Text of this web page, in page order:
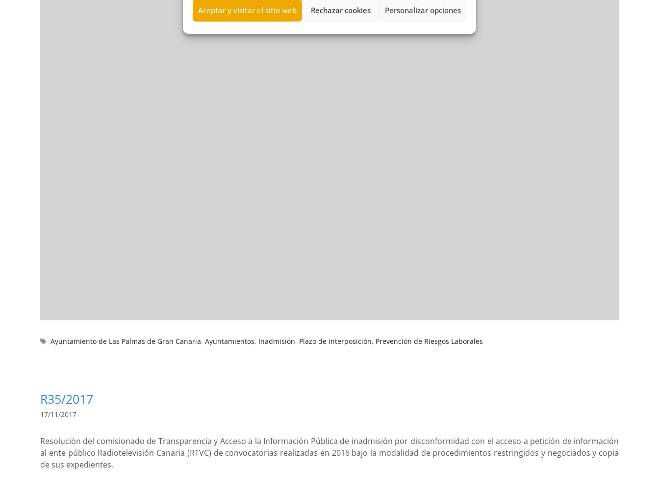
Aceptar y visitar el sitio web Rechazar cookies Personalizar opciones
Ayuntamiento de Las Palmas de Gran Canaria,Ayuntamientos, Inadmisión, Plazo de interposición, Prevención de Riesgos Laborales
R35/2017
17/11/2017
Resolución del comisionado de Transparencia y Acceso a la Información Pública de inadmisión por disconformidad con el acceso a petición de información
al ente público Radiotelevisión Canaria (RTVC) de convocatorias realizadas en 2016 bajo la modalidad de procedimientos restringidos y negociados y copia
de sus expedientes.